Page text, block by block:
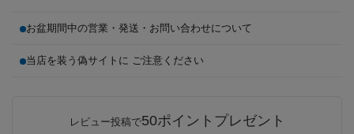
お盆期間中の営業・発送・お問い合わせについて
当店を装う偽サイトに ご注意ください
レビュー投稿で50ポイントプレゼント